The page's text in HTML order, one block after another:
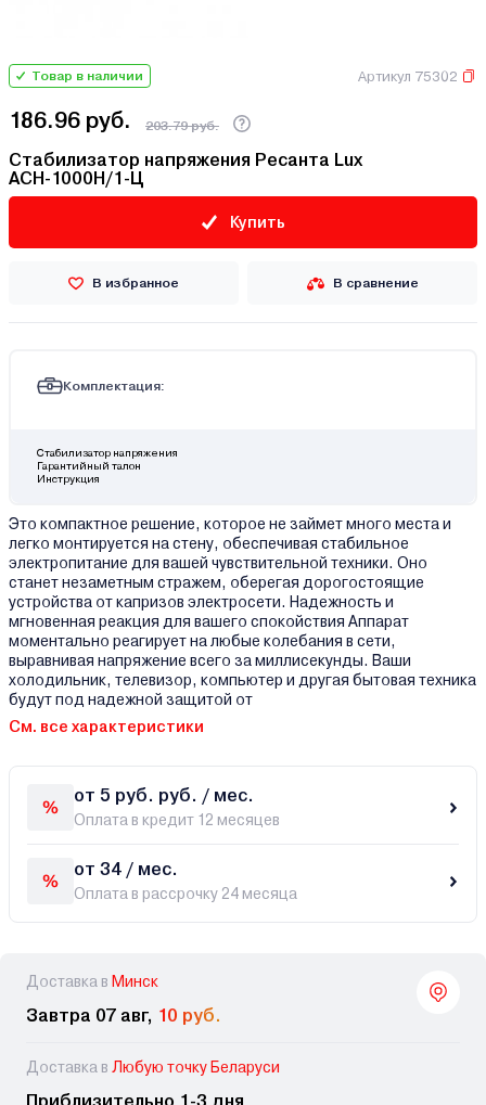
Товар в наличии Артикул 75302
186.96 руб. 203.79 руб.
Стабилизатор напряжения Ресанта Lux
АСН-1000Н/1-Ц
Купить
В избранное В сравнение
Комплектация:
Стабилизатор напряжения
Гарантийный талон
Инструкция
Это компактное решение, которое не займет много места и
легко монтируется на стену, обеспечивая стабильное
электропитание для вашей чувствительной техники. Оно
станет незаметным стражем, оберегая дорогостоящие
устройства от капризов электросети. Надежность и
мгновенная реакция для вашего спокойствия Аппарат
моментально реагирует на любые колебания в сети,
выравнивая напряжение всего за миллисекунды. Ваши
холодильник, телевизор, компьютер и другая бытовая техника
будут под надежной защитой от
См. все характеристики
от 5 руб. руб. / мес.
Оплата в кредит 12 месяцев
от 34 / мес.
Оплата в рассрочку 24 месяца
Доставка в Минск
Завтра 07 авг, 10 руб.
Доставка в Любую точку Беларуси